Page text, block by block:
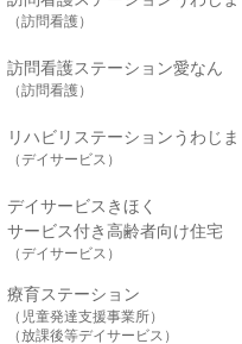
（訪問看護）
訪問看護ステーション愛なん
（訪問看護）
リハビリステーションうわじま
（デイサービス）
デイサービスきほく
サービス付き高齢者向け住宅
（デイサービス）
療育ステーション
（児童発達支援事業所）
（放課後等デイサービス）